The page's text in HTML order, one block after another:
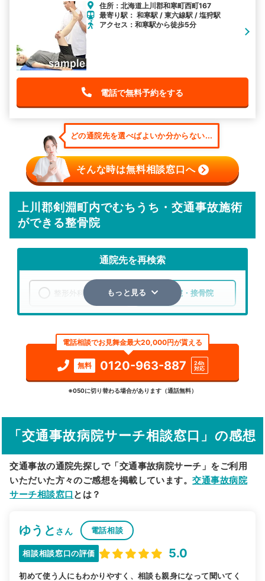
住所：北海道上川郡和寒町西町167
最寄り駅： 和寒駅 / 東六線駅 / 塩狩駅
アクセス：和寒駅から徒歩5分
電話で無料予約をする
どの通院先を選べばよいか分からない...
そんな時は無料相談窓口へ
上川郡剣淵町内でむちうち・交通事故施術
ができる整骨院
通院先を再検索
整形外科 整骨院・接骨院
検索する
詳細条件で絞り込む
駅から探す 院名から探す
もっと見る
電話相談でお見舞金最大20,000円が貰える
無料 0120-963-887
24h
対応
※050に切り替わる場合があります（通話無料）
「交通事故病院サーチ相談窓口」の感想
交通事故の通院先探しで「交通事故病院サーチ」をご利用
いただいた方々のご感想を掲載しています。交通事故病院
サーチ相談窓口 とは？
ゆうと さん 電話相談
相談相談窓口の評価 5.0
初めて使う人にもわかりやすく、相談も親身になって聞いてく